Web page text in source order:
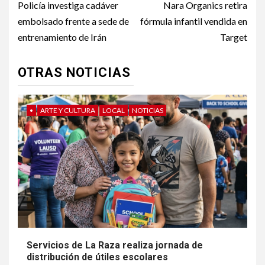
navigation
Policía investiga cadáver
embolsado frente a sede de
entrenamiento de Irán
Nara Organics retira
fórmula infantil vendida en
Target
OTRAS NOTICIAS
• ARTE Y CULTURA LOCAL NOTICIAS
Servicios de La Raza realiza jornada de
distribución de útiles escolares